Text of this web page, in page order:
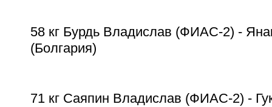
58 кг Бурдь Владислав (ФИАС-2) -
(Болгария)
71 кг Саяпин Владислав (ФИАС-2) -